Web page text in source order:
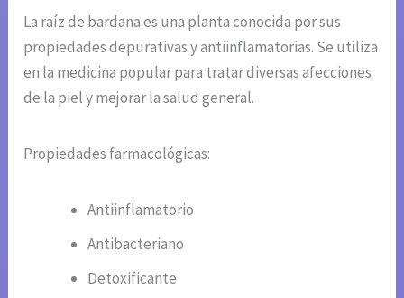
La raíz de bardana es una planta conocida por sus
propiedades depurativas y antiinflamatorias. Se utiliza
en la medicina popular para tratar diversas afecciones
de la piel y mejorar la salud general.
Propiedades farmacológicas:
Antiinflamatorio
Antibacteriano
Detoxificante